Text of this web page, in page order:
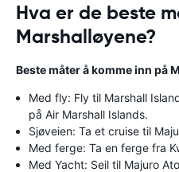
Hva er de beste
Marshalløyene?
Beste måter å komme inn på
Med fly: Fly til Marshall
på Air Marshall Islands.
Sjøveien: Ta et cruise til
Med ferge: Ta en ferge fra
Med Yacht: Seil til Majuro